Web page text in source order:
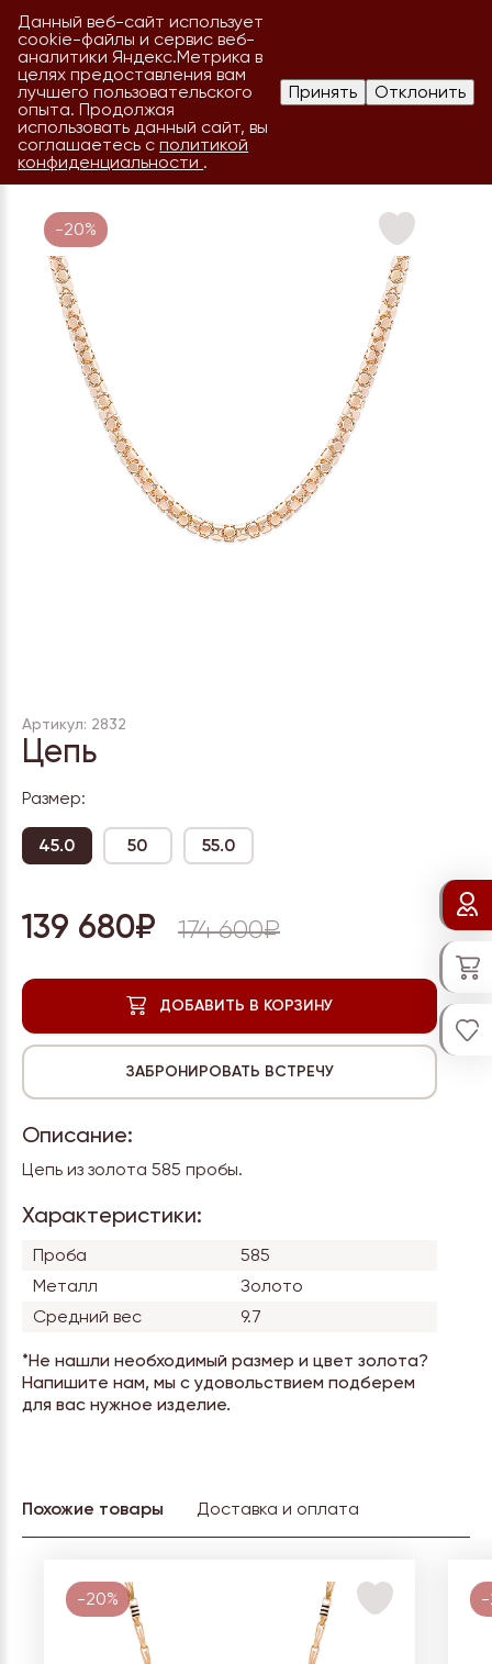
-20%
Артикул: 2832
Цепь
Размер:
45.0 50 55.0
139 680₽ 174 600₽
Описание:
Цепь из золота 585 пробы.
Характеристики:
Проба
585
Металл
Золото
Средний вес
9.7
*Не нашли необходимый размер и цвет золота?
Напишите нам, мы с удовольствием подберем
для вас нужное изделие.
Похожие товары Доставка и оплата
-20% -
Данный веб-сайт использует
cookie-файлы и сервис веб-
аналитики Яндекс.Метрика в
целях предоставления вам
лучшего пользовательского
опыта. Продолжая
использовать данный сайт, вы
соглашаетесь сполитикой
конфиденциальности .
Принять Отклонить